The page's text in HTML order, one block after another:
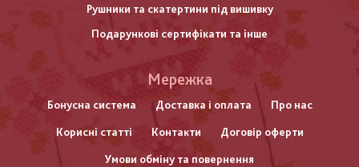
Рушники та скатертини під вишивку
Подарункові сертифікати та інше
нижнього
колонтитулу
Мережка
Бонусна система Доставка і оплата Про нас
Корисні статті Контакти Договір оферти
Умови обміну та повернення